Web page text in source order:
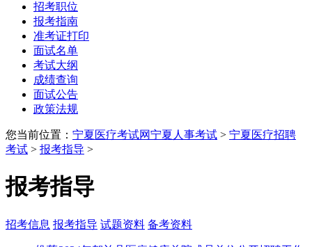
招考职位
报考指南
准考证打印
面试名单
考试大纲
成绩查询
面试公告
政策法规
您当前位置： 宁夏医疗考试网宁夏人事考试 > 宁夏医疗招聘
考试 > 报考指导 >
报考指导
招考信息 报考指导 试题资料 备考资料